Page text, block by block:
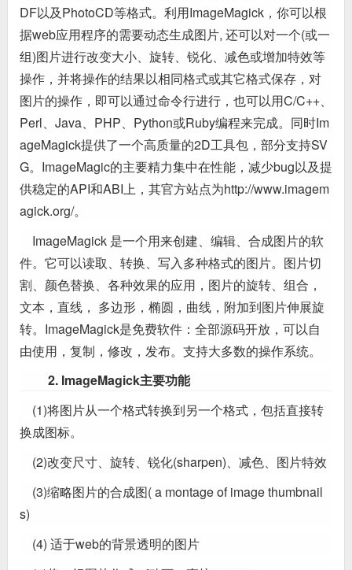
DF以及PhotoCD等格式。利用ImageMagick，你可以根
据web应用程序的需要动态生成图片, 还可以对一个(或一
组)图片进行改变大小、旋转、锐化、减色或增加特效等
操作，并将操作的结果以相同格式或其它格式保存，对
图片的操作，即可以通过命令行进行，也可以用C/C++、
Perl、Java、PHP、Python或Ruby编程来完成。同时Im
ageMagick提供了一个高质量的2D工具包，部分支持SV
G。ImageMagic的主要精力集中在性能，减少bug以及提
供稳定的API和ABI上，其官方站点为http://www.imagem
agick.org/。
ImageMagick 是一个用来创建、编辑、合成图片的软
件。它可以读取、转换、写入多种格式的图片。图片切
割、颜色替换、各种效果的应用，图片的旋转、组合，
文本，直线， 多边形，椭圆，曲线，附加到图片伸展旋
转。ImageMagick是免费软件：全部源码开放，可以自
由使用，复制，修改，发布。支持大多数的操作系统。
2. ImageMagick主要功能
(1)将图片从一个格式转换到另一个格式，包括直接转
换成图标。
(2)改变尺寸、旋转、锐化(sharpen)、减色、图片特效
(3)缩略图片的合成图( a montage of image thumbnail
s)
(4) 适于web的背景透明的图片